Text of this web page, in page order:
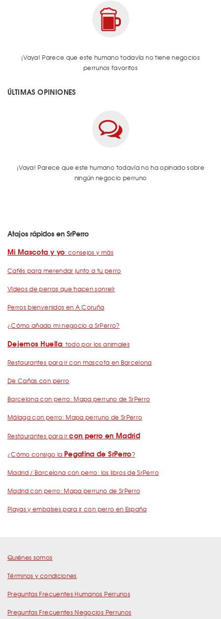
¡Vaya! Parece que este humano todavía no tiene negocios
perrunos favoritos
ÚLTIMAS OPINIONES
¡Vaya! Parece que este humano todavía no ha opinado sobre
ningún negocio perruno
Atajos rápidos en SrPerro
Mi Mascota y yo: consejos y más
Cafés para merendar junto a tu perro
Vídeos de perros que hacen sonreír
Perros bienvenidos en A Coruña
¿Cómo añado mi negocio a SrPerro?
Dejemos Huella: todo por los animales
Restaurantes para ir con mascota en Barcelona
De Cañas con perro
Barcelona con perro: Mapa perruno de SrPerro
Málaga con perro: Mapa perruno de SrPerro
Restaurantes para ircon perro en Madrid
¿Cómo consigo la Pegatina de SrPerro?
Madrid / Barcelona con perro: los libros de SrPerro
Madrid con perro: Mapa perruno de SrPerro
Playas y embalses para ir con perro en España
Quiénes somos
Términos y condiciones
Preguntas Frecuentes Humanos Perrunos
Preguntas Frecuentes Negocios Perrunos